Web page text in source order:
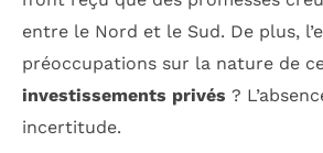
entre le Nord et le Sud. De plus,
préoccupations sur la nature de
investissements privés ?
incertitude.